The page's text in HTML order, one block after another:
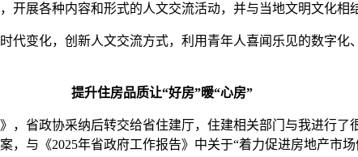
展各种内容和形式的人文交流活动，并与当地文明文化相
变化，创新人文交流方式，利用青年人喜闻乐见的数字化
提升住房品质让“好房”暖“心房”
省政协采纳后转交给省住建厅，住建相关部门与我进行了
与《2025年省政府工作报告》中关于“着力促进房地产市